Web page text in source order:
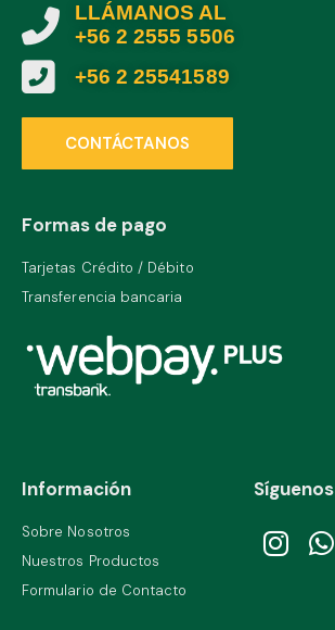
LLÁMANOS AL
+56 2 2555 5506
+56 2 25541589
CONTÁCTANOS
Formas de pago
Tarjetas Crédito / Débito
Transferencia bancaria
Información
Sobre Nosotros
Nuestros Productos
Formulario de Contacto
Síguenos